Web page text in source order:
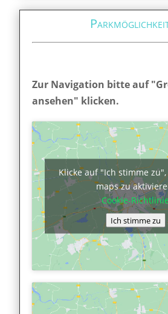
Zur Navigation bitte auf
ansehen" klicken.
Klicke auf "Ich stimme
maps zu
Cookie-Richtlinie
Ich stimme zu